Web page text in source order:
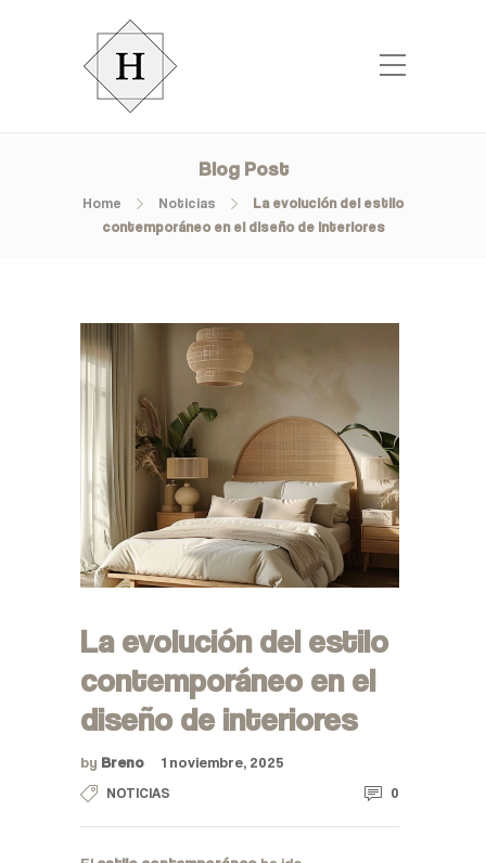
Blog Post
Home Noticias
La evolución del estilo
contemporáneo en el diseño de interiores
La evolución del estilo
contemporáneo en el
diseño de interiores
by Breno 1 noviembre, 2025
NOTICIAS 0